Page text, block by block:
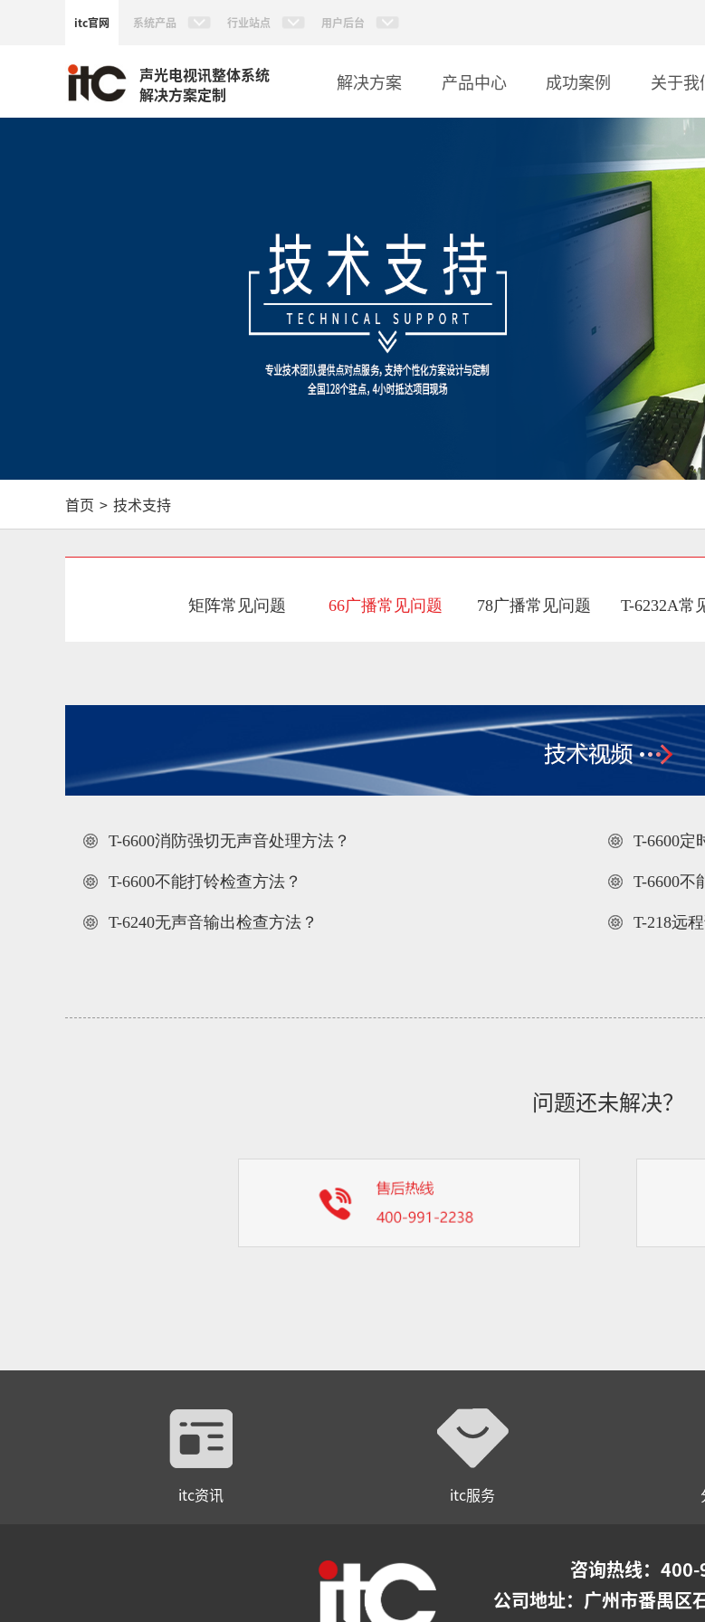
itc官网 系统产品 行业站点 用户后台
声光电视讯整体系统
解决方案定制
解决方案 产品中心 成功案例 关于我
首页 > 技术支持
矩阵常见问题 66广播常见问题 78广播常见问题 T-6232A常
T-6600消防强切无声音处理方法？ T-6600定
T-6600不能打铃检查方法？ T-6600不
T-6240无声音输出检查方法？ T-218远
问题还未解决？
itc资讯 itc服务
咨询热线：
公司地址： 广州市番禺区